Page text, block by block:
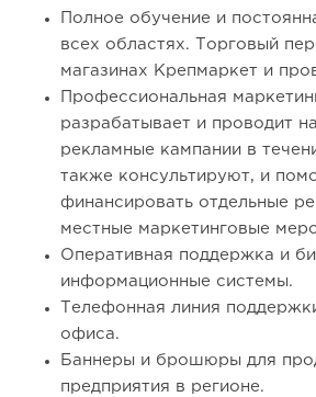
Полное обучение и
всех областях. Торговый
магазинах Крепмаркет и
Профессиональная
разрабатывает и проводит
рекламные кампании в
также консультируют, и
финансировать отдельные
местные маркетинговые
Оперативная поддержка и
информационные системы.
Телефонная линия
офиса.
Баннеры и брошюры для
предприятия в регионе.